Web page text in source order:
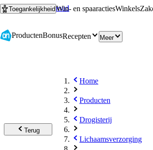
Ga naar hoofdinhoud
Ga naar zoeken
ToegankelijkheidWin- en spaaractiesWinkels
ProductenBonusRecepten Meer
Terug
Home
Producten
Drogisterij
Lichaamsverzorging